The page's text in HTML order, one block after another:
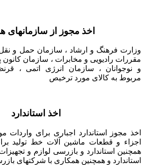
اخذ مجوز از سازمانهای
وزارت فرهنگ و ارشاد ، سازمان حمل و
مقررات رادیویی و مخابرات ، سازمان
و نوجوانان ، سازمان انرژی اتمی ،
مربوط به کالای مورد ترخیص
اخذ استاندارد
اخذ مجوز استاندارد اجباری برای واردات
اجزاء و قطعات ماشین آلات خط تولید
همچنین استاندارد و بازرسی لوازم و
استاندارد و همچنین همکاری با شرکتهای